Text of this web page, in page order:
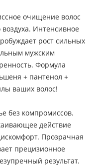
очищение волос
воздуха. Интенсивное
рост сильных
мужским
Формула
+ пантенол +
ваших волос!
без компромиссов.
действие
Прозрачная
прецизионное
результат.